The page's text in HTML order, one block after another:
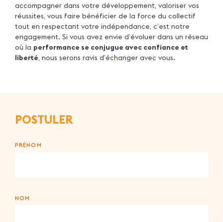
accompagner dans votre développement, valoriser vos
réussites, vous faire bénéficier de la force du collectif
tout en respectant votre indépendance, c’est notre
engagement. Si vous avez envie d’évoluer dans un réseau
où la performance se conjugue avec confiance et
liberté, nous serons ravis d’échanger avec vous.
POSTULER
PRÉNOM
NOM